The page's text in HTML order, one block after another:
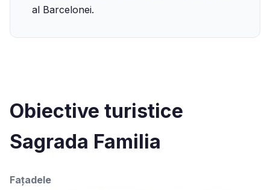
al Barcelonei.
Obiective turistice
Sagrada Familia
Fațadele